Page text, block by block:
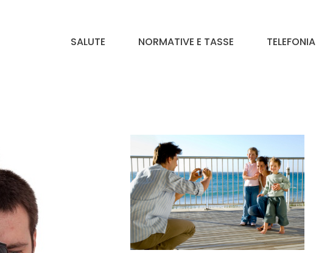
SALUTE NORMATIVE E TASSE TELEFONIA